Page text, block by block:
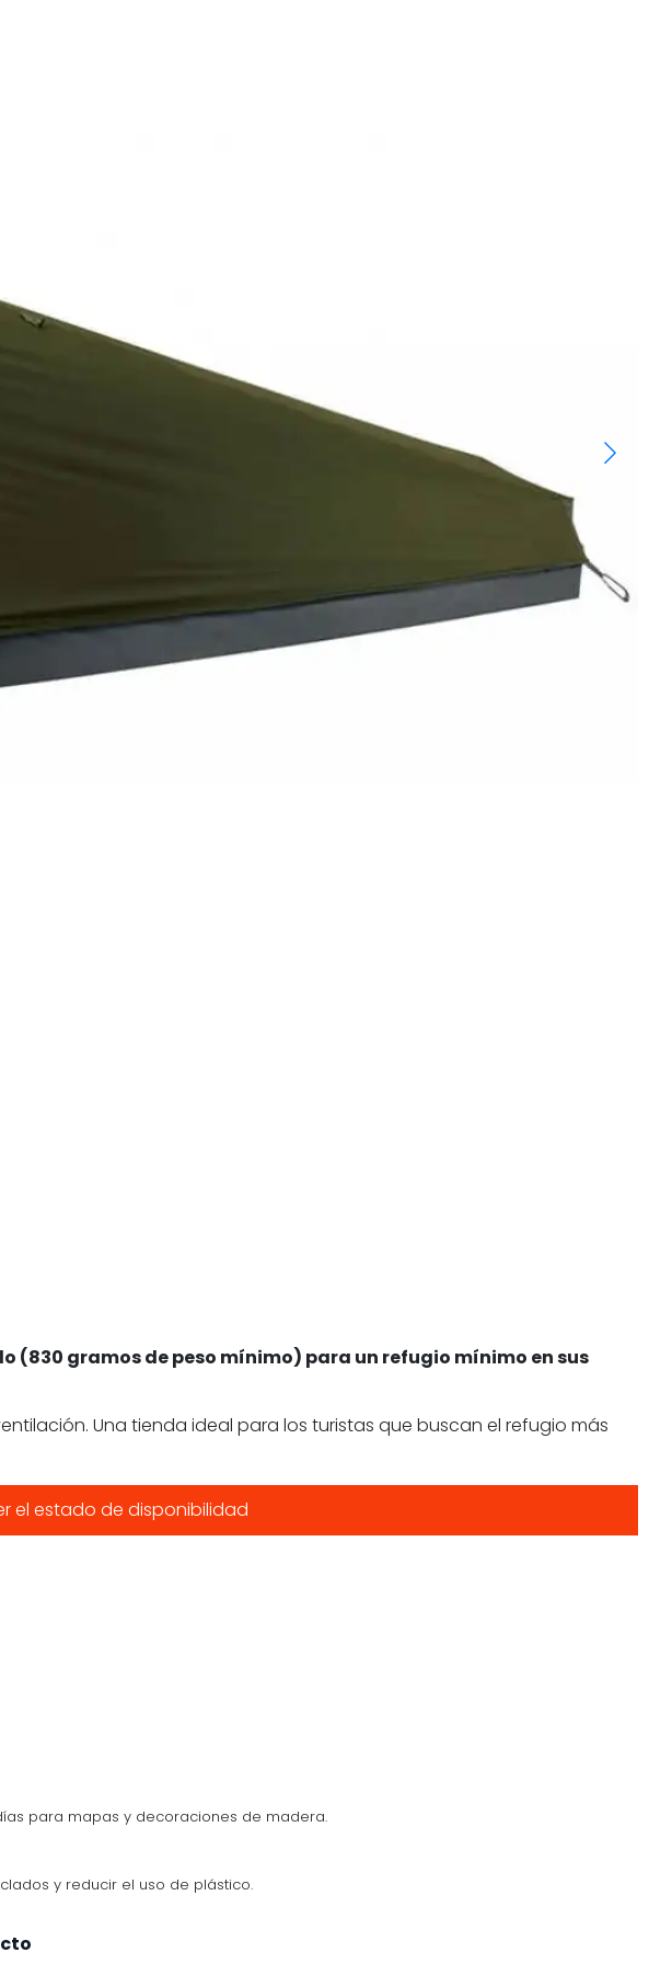
(830 gramos de peso mínimo) para un refugio mínimo en sus
Una tienda ideal para los turistas que buscan el refugio más
el estado de disponibilidad
para mapas y decoraciones de madera.
y reducir el uso de plástico.